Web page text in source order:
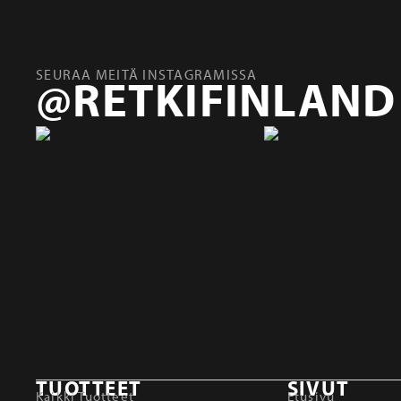
SEURAA MEITÄ INSTAGRAMISSA
@RETKIFINLAND
TUOTTEET
Kaikki Tuotteet
SIVUT
Etusivu